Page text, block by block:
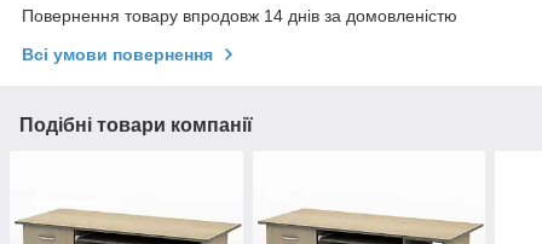
Повернення товару впродовж 14 днів за домовленістю
Всі умови повернення
Подібні товари компанії